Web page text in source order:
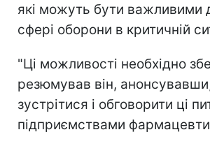
які можуть бути важливими
сфері оборони в критичній
"Ці можливості необхідно
резюмував він,
зустрітися і обговорити ці
підприємствами